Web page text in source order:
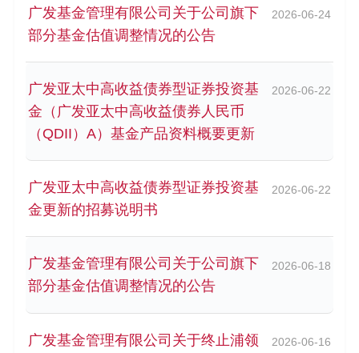
广发基金管理有限公司关于公司旗下
部分基金估值调整情况的公告
2026-06-24
广发亚太中高收益债券型证券投资基
金（广发亚太中高收益债券人民币
（QDII）A）基金产品资料概要更新
2026-06-22
广发亚太中高收益债券型证券投资基
金更新的招募说明书
2026-06-22
广发基金管理有限公司关于公司旗下
部分基金估值调整情况的公告
2026-06-18
广发基金管理有限公司关于终止浦领
2026-06-16